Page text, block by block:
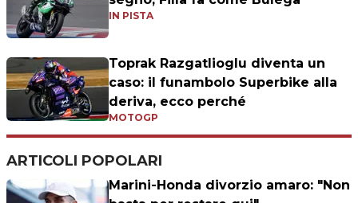
IN PISTA
Toprak Razgatlioglu diventa un
caso: il funambolo Superbike alla
deriva, ecco perché
MOTOGP
ARTICOLI POPOLARI
Marini-Honda divorzio amaro: "Non